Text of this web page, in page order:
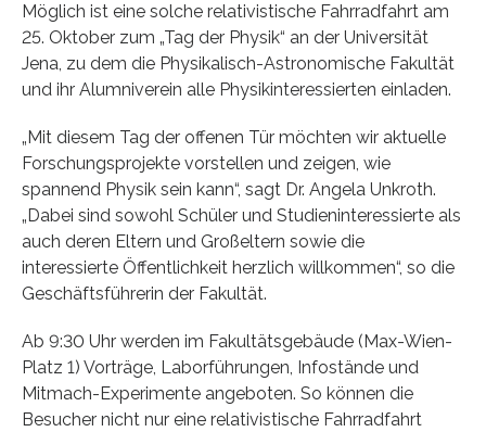
Möglich ist eine solche relativistische Fahrradfahrt am
25. Oktober zum „Tag der Physik“ an der Universität
Jena, zu dem die Physikalisch-Astronomische Fakultät
und ihr Alumniverein alle Physikinteressierten einladen.
„Mit diesem Tag der offenen Tür möchten wir aktuelle
Forschungsprojekte vorstellen und zeigen, wie
spannend Physik sein kann“, sagt Dr. Angela Unkroth.
„Dabei sind sowohl Schüler und Studieninteressierte als
auch deren Eltern und Großeltern sowie die
interessierte Öffentlichkeit herzlich willkommen“, so die
Geschäftsführerin der Fakultät.
Ab 9:30 Uhr werden im Fakultätsgebäude (Max-Wien-
Platz 1) Vorträge, Laborführungen, Infostände und
Mitmach-Experimente angeboten. So können die
Besucher nicht nur eine relativistische Fahrradfahrt